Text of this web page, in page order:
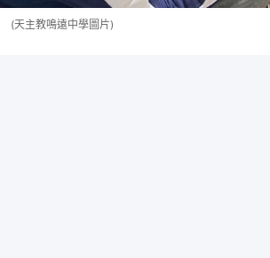
(天主教鳴遠中學圖片)